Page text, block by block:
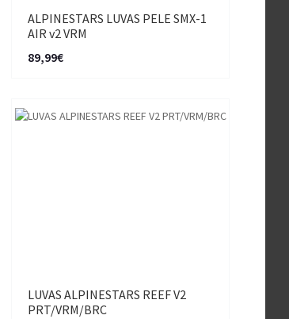
ALPINESTARS LUVAS PELE SMX-1
AIR v2 VRM
89,99€
LUVAS ALPINESTARS REEF V2
PRT/VRM/BRC